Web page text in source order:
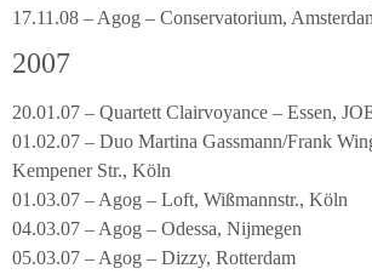
17.11.08 – Agog – Conservatorium,
2007
20.01.07 – Quartett Clairvoyance – Essen,
01.02.07 – Duo Martina Gassmann/Frank
Kempener Str., Köln
01.03.07 – Agog – Loft, Wißmannstr., Köln
04.03.07 – Agog – Odessa, Nijmegen
05.03.07 – Agog – Dizzy, Rotterdam